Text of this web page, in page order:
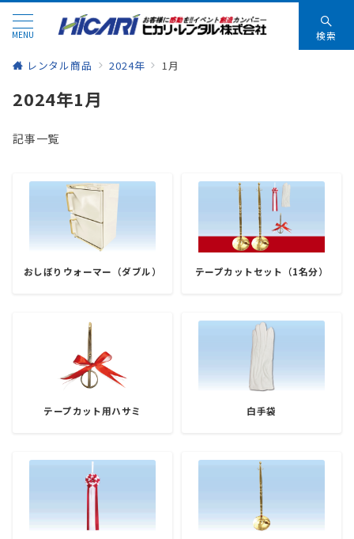
MENU 検索
レンタル商品 2024年 1月
2024年1月
記事一覧
おしぼりウォーマー（ダブル） テープカットセット（1名分）
テープカット用ハサミ 白手袋